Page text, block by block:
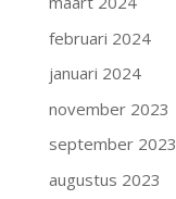
februari 2024
januari 2024
november 2023
september 2023
augustus 2023